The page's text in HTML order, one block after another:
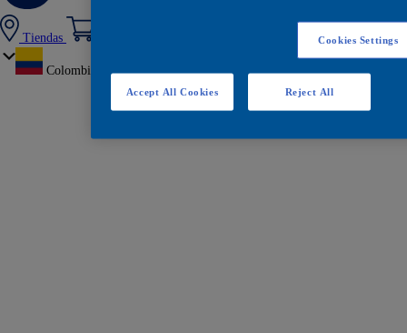
Tiendas
Colombia
Cookies Settings
Reject All
Accept All Cookies